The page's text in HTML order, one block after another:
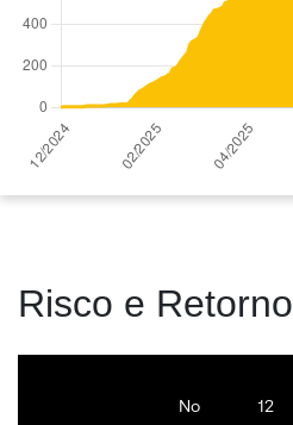
Risco e Retorno
No
12